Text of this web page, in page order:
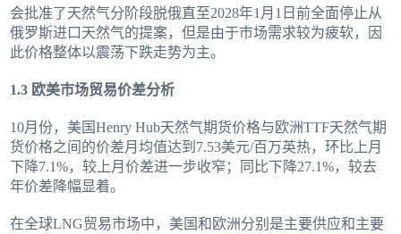
会批准了天然气分阶段脱俄直至2028年1月1日前全面停止从
俄罗斯进口天然气的提案，但是由于市场需求较为疲软，因
此价格整体以震荡下跌走势为主。
1.3 欧美市场贸易价差分析
10月份，美国Henry Hub天然气期货价格与欧洲TTF天然气期
货价格之间的价差月均值达到7.53美元/百万英热，环比上月
下降7.1%，较上月价差进一步收窄；同比下降27.1%，较去
年价差降幅显着。
在全球LNG贸易市场中，美国和欧洲分别是主要供应和主要